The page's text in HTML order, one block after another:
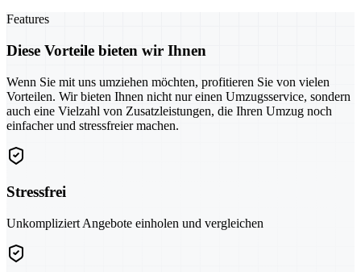
Features
Diese Vorteile bieten wir Ihnen
Wenn Sie mit uns umziehen möchten, profitieren Sie von vielen
Vorteilen. Wir bieten Ihnen nicht nur einen Umzugsservice, sondern
auch eine Vielzahl von Zusatzleistungen, die Ihren Umzug noch
einfacher und stressfreier machen.
Stressfrei
Unkompliziert Angebote einholen und vergleichen